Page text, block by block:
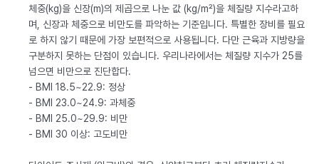
체중(kg)을 신장(m)의 제곱으로 나눈 값 (kg/m²)을 체질량 지수라고하
며, 신장과 체중으로 비만도를 파악하는 기준입니다. 특별한 장비를 필요
로 하지 않기 때문에 가장 보편적으로 사용됩니다. 다만 근육과 지방량을
구분하지 못하는 단점이 있습니다. 우리나라에서는 체질량 지수가 25를
넘으면 비만으로 진단합다.
- BMI 18.5~22.9: 정상
- BMI 23.0~24.9: 과체중
- BMI 25.0~29.9: 비만
- BMI 30 이상: 고도비만